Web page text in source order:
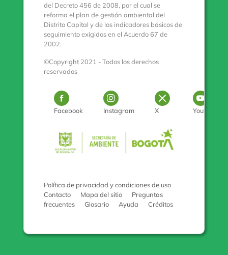
del Decreto 456 de 2008, por el cual se
reforma el plan de gestión ambiental del
Distrito Capital y de los indicadores básicos de
seguimiento exigidos en el Acuerdo 67 de
2002.
©Copyright 2021 - Todos los derechos
reservados
Facebook Logo Facebook
InstagramLogo Instagram
XLogo TwitterYoutube
Política de privacidad y condiciones de uso
Contacto
Mapa del sitio
Preguntas
frecuentes
Glosario Ayuda Créditos